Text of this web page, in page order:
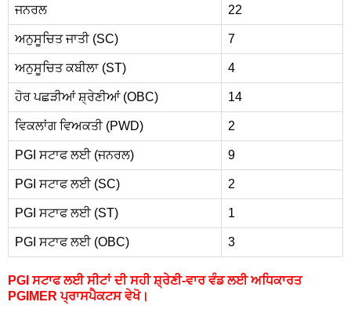
ਜਨਰਲ 22
ਅਨੁਸੂਚਿਤ ਜਾਤੀ (SC) 7
ਅਨੁਸੂਚਿਤ ਕਬੀਲਾ (ST) 4
ਹੋਰ ਪਛੜੀਆਂ ਸ਼੍ਰੇਣੀਆਂ (OBC) 14
ਵਿਕਲਾਂਗ ਵਿਅਕਤੀ (PWD) 2
PGI ਸਟਾਫ ਲਈ (ਜਨਰਲ) 9
PGI ਸਟਾਫ ਲਈ (SC) 2
PGI ਸਟਾਫ ਲਈ (ST) 1
PGI ਸਟਾਫ ਲਈ (OBC) 3
PGI ਸਟਾਫ ਲਈ ਸੀਟਾਂ ਦੀ ਸਹੀ ਸ਼੍ਰੇਣੀ-ਵਾਰ ਵੰਡ ਲਈ ਅਧਿਕਾਰਤ
PGIMER ਪ੍ਰਾਸਪੈਕਟਸ ਵੇਖੋ।